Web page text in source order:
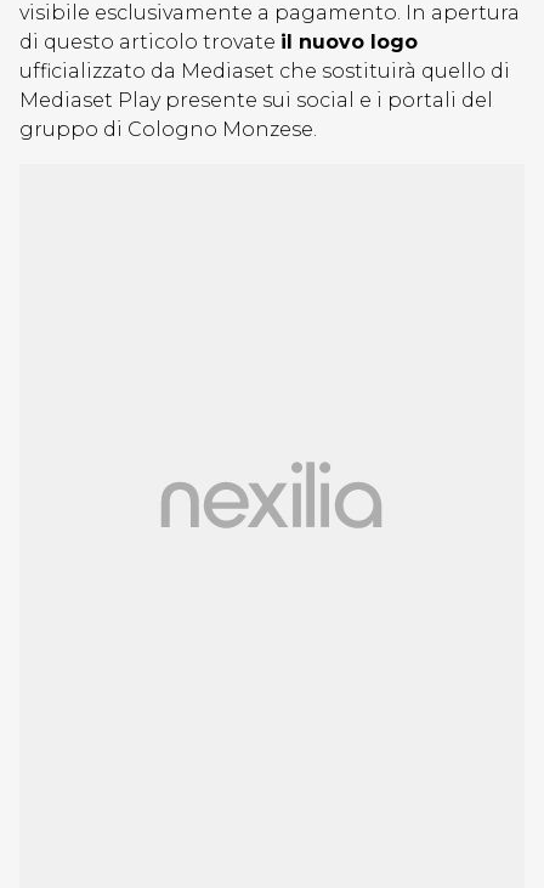
visibile esclusivamente a pagamento. In apertura
di questo articolo trovate il nuovo logo
ufficializzato da Mediaset che sostituirà quello di
Mediaset Play presente sui social e i portali del
gruppo di Cologno Monzese.